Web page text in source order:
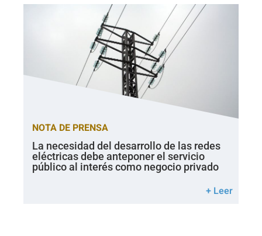
NOTA DE PRENSA
La necesidad del desarrollo de las redes
eléctricas debe anteponer el servicio
público al interés como negocio privado
+ Leer